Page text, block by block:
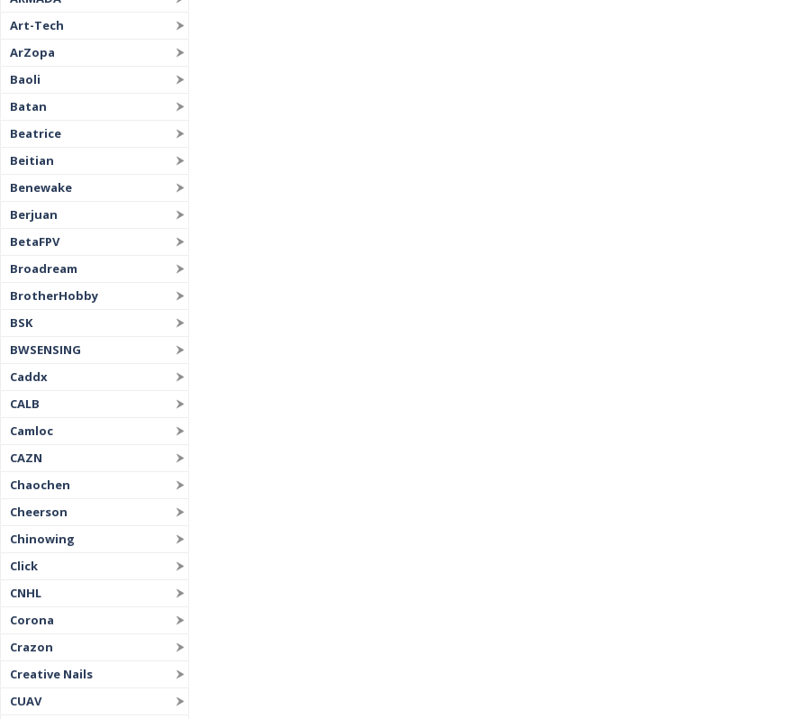
Art-Tech
ArZopa
Baoli
Batan
Beatrice
Beitian
Benewake
Berjuan
BetaFPV
Broadream
BrotherHobby
BSK
BWSENSING
Caddx
CALB
Camloc
CAZN
Chaochen
Cheerson
Chinowing
Click
CNHL
Corona
Crazon
Creative Nails
CUAV